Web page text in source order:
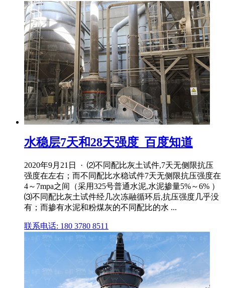
水稳层7天和28天强度_百度知道
2020年9月21日 · ⑵不同配比灰土试件,7天无侧限抗压
强度在左右；而不同配比水稳试件7天无侧限抗压强度在
4～7mpa之间（采用325号普通水泥,水泥掺量5%～6% ）
⑶不同配比灰土试件经几次冻融循环后,抗压强度几乎没
有；而掺有水泥和粉煤灰的不同配比的水 ...
联系电话: 180 3780 8511